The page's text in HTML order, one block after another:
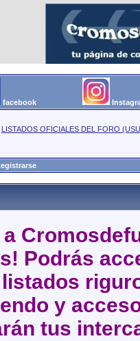
facebook
LISTADOS OFICIALES DEL FORO
a
Podrás
y
tus